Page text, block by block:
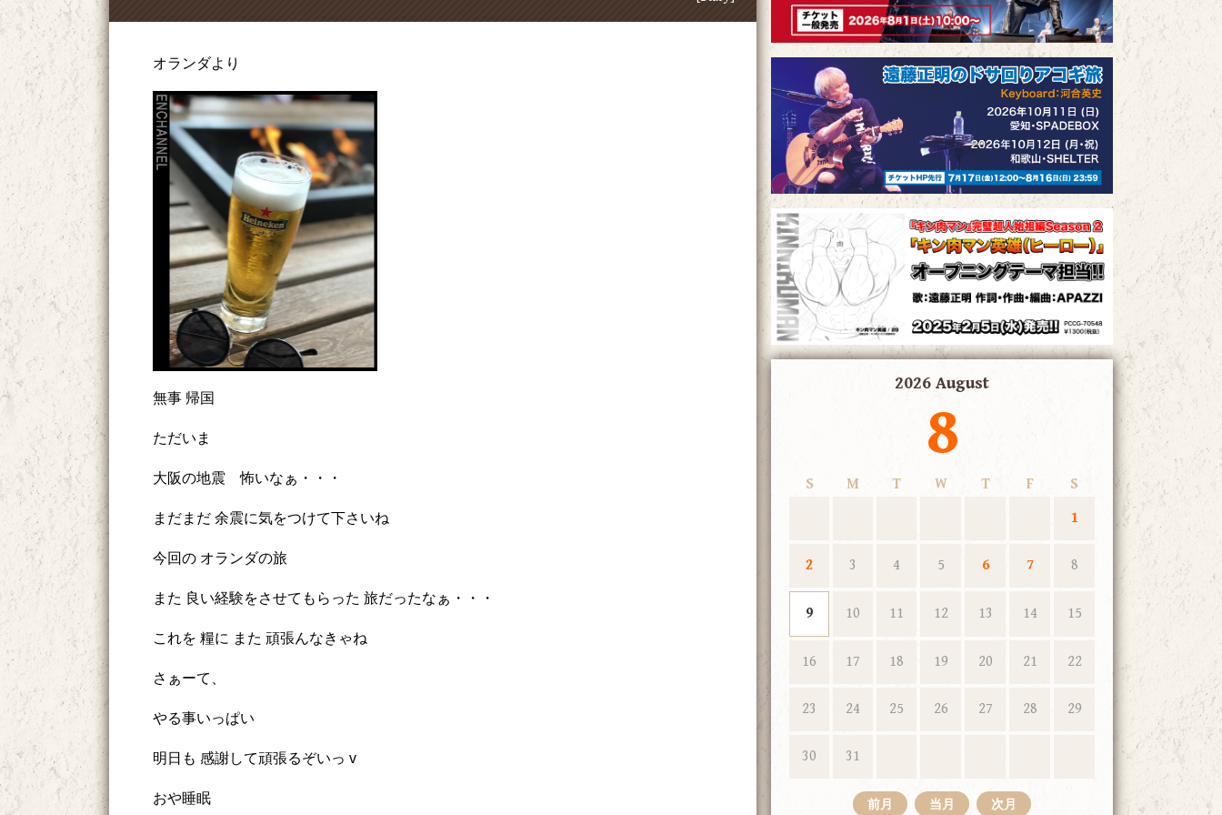
オランダより
無事 帰国
ただいま
大阪の地震 怖いなぁ・・・
まだまだ 余震に気をつけて下さいね
今回の オランダの旅
また 良い経験をさせてもらった 旅だったなぁ・・・
これを 糧に また 頑張んなきゃね
さぁーて、
やる事いっぱい
明日も 感謝して頑張るぞいっ v
おや睡眠
2026 August
8
S M T W T F
S
1
2 3 4 5 6 7 8
9 10 11 12 13 14 15
16 17 18 19 20 21 22
23 24 25 26 27 28 29
30 31
前月 当月 次月